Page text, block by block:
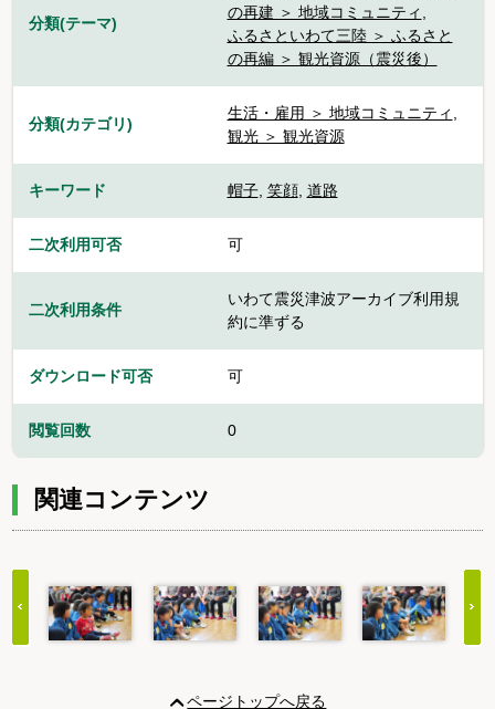
分類(テーマ)
の再建 ＞ 地域コミュニティ ,
ふるさといわて三陸 ＞ ふるさと
の再編 ＞ 観光資源（震災後）
分類(カテゴリ)
生活・雇用 ＞ 地域コミュニティ ,
観光 ＞ 観光資源
キーワード 帽子, 笑顔, 道路
二次利用可否 可
二次利用条件
いわて震災津波アーカイブ利用規
約に準ずる
ダウンロード可否 可
閲覧回数 0
関連コンテンツ
ページトップへ戻る